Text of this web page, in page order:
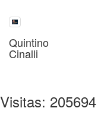
Quintino
Cinalli
Visitas: 205694